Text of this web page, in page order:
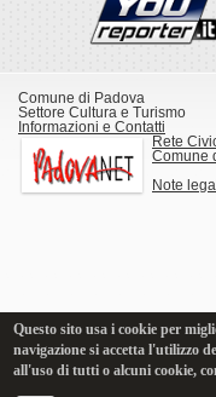
Comune di Padova
Settore Cultura e Turismo
Informazioni e Contatti
Rete
Comune
Note
Questo sito usa i cookie per
navigazione si accetta l'utilizzo
all'uso di tutti o alcuni cookie,